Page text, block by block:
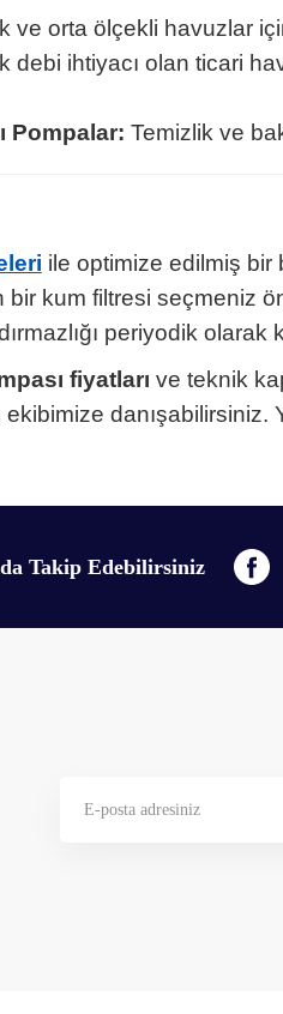
ve orta ölçekli havuzlar
debi ihtiyacı olan ticari
Pompalar: Temizlik ve
ile optimize edilmiş bir
kum filtresi seçmeniz
periyodik
fiyatları ve teknik
ekibimize danışabilirsiniz.
Takip Edebilirsiniz